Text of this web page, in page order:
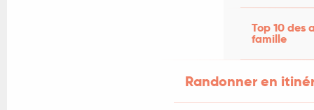
Top 10 des
famille
Randonner en